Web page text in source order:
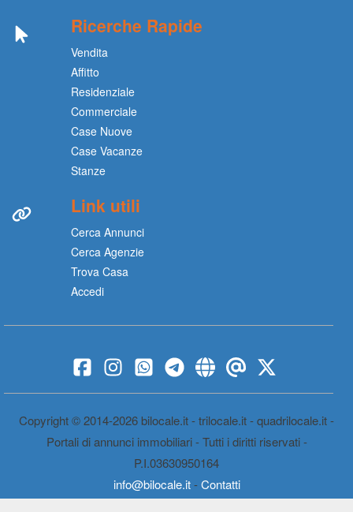
Ricerche Rapide
Vendita
Affitto
Residenziale
Commerciale
Case Nuove
Case Vacanze
Stanze
Link utili
Cerca Annunci
Cerca Agenzie
Trova Casa
Accedi
Copyright © 2014-2026 bilocale.it - trilocale.it - quadrilocale.it -
Portali di annunci immobiliari - Tutti i diritti riservati -
P.I.03630950164
info@bilocale.it-Contatti